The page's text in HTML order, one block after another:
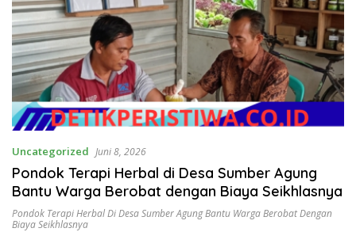
Uncategorized Juni 8, 2026
Pondok Terapi Herbal di Desa Sumber Agung
Bantu Warga Berobat dengan Biaya Seikhlasnya
Pondok Terapi Herbal Di Desa Sumber Agung Bantu Warga Berobat Dengan
Biaya Seikhlasnya